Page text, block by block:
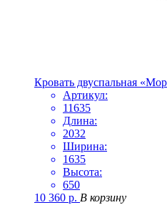
Кровать двуспальная
Артикул:
11635
Длина:
2032
Ширина:
1635
Высота:
650
10 360 р. В корзину